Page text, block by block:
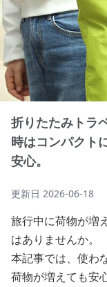
折りたたみトラ
時はコンパクト
安心。
更新日 2026-06-18
旅行中に荷物が増
はありませんか。
本記事では、使わ
荷物が増えても安